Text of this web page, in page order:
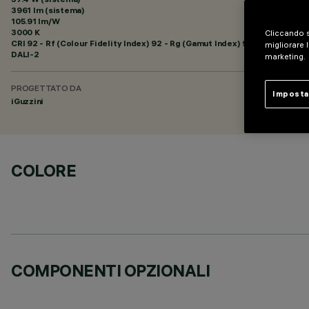
3961 lm (sistema)
105.91 lm/W
3000 K
CRI 92 - Rf (Colour Fidelity Index) 92 - Rg (Gamut Index) 99
DALI-2
PROGETTATO DA
iGuzzini
COLORE
COMPONENTI OPZIONALI
Cliccando
migliorare
marketing.